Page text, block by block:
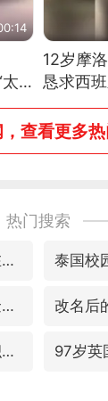
的
级
12岁摩
恳求西
可以不要
查看更多
热门搜索
泰高官回应中国人在泰遭歧视：全面调查
泸溪河：桃酥吃出金属牙冠视频不实 改名后
台风白海豚环流面积近似13个浙江